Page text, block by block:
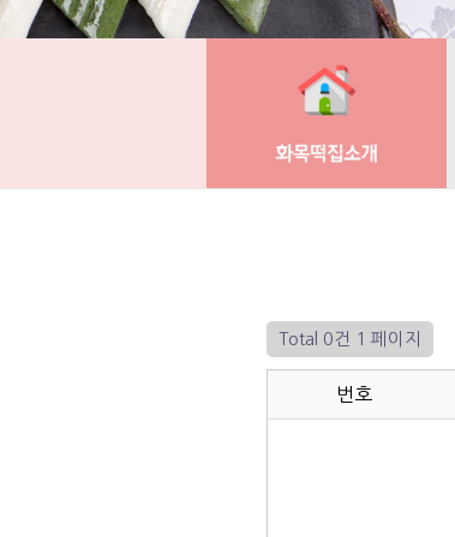
Total 0건 1 페이지
번호